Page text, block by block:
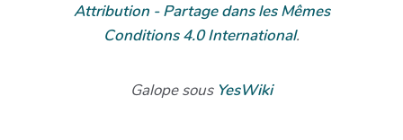
Attribution - Partage dans les Mêmes
Conditions 4.0 International.
Galope sous YesWiki